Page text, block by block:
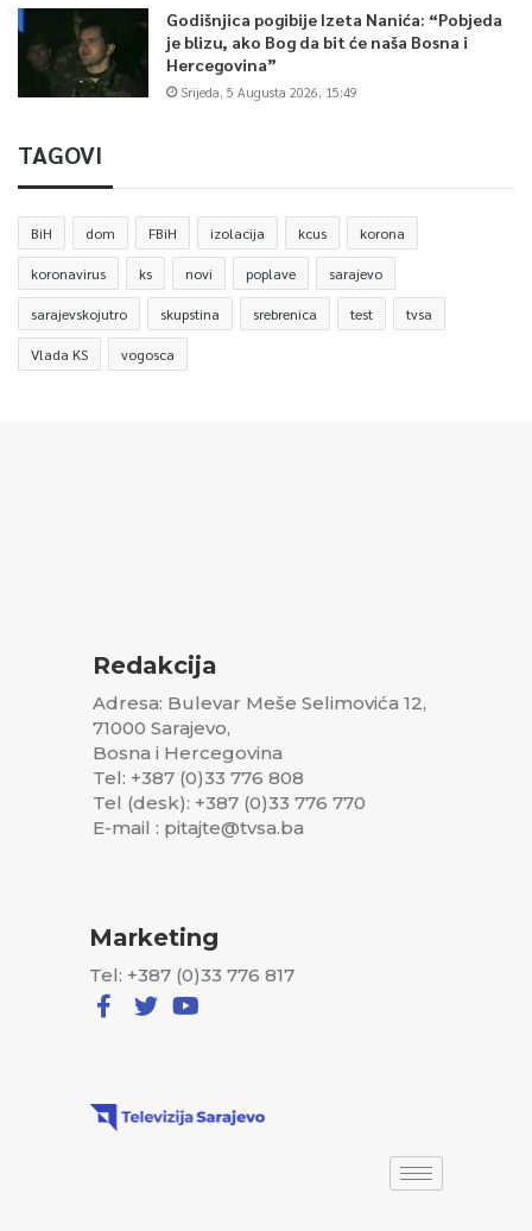
Godišnjica pogibije Izeta Nanića: “Pobjeda
je blizu, ako Bog da bit će naša Bosna i
Hercegovina”
Srijeda, 5 Augusta 2026, 15:49
TAGOVI
BiH dom FBiH izolacija kcus korona
koronavirus ks novi poplave sarajevo
sarajevskojutro skupstina srebrenica test tvsa
Vlada KS vogosca
Redakcija
Adresa: Bulevar Meše Selimovića 12,
71000 Sarajevo,
Bosna i Hercegovina
Tel: +387 (0)33 776 808
Tel (desk): +387 (0)33 776 770
E-mail : pitajte@tvsa.ba
Marketing
Tel: +387 (0)33 776 817